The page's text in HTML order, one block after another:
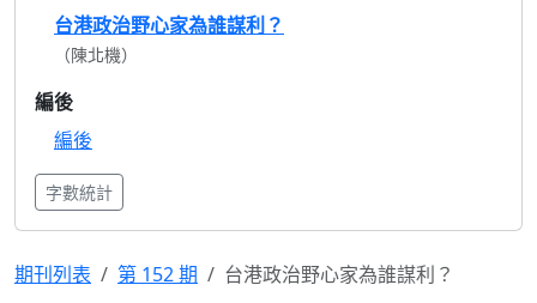
台港政治野心家為誰謀利？
（陳北機）
編後
編後
字數統計
期刊列表 第 152 期 台港政治野心家為誰謀利？